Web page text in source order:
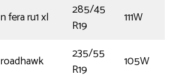
n fera ru1 xl
285/45
R19
111W
roadhawk
235/55
R19
105W